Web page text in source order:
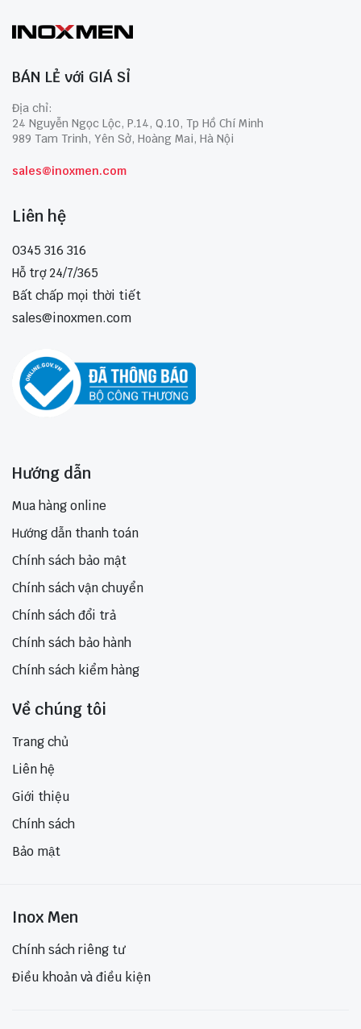
BÁN LẺ với GIÁ SỈ
Địa chỉ:
24 Nguyễn Ngọc Lộc, P.14, Q.10, Tp Hồ Chí Minh
989 Tam Trinh, Yên Sở, Hoàng Mai, Hà Nội
sales@inoxmen.com
Liên hệ
0345 316 316
Hỗ trợ 24/7/365
Bất chấp mọi thời tiết
sales@inoxmen.com
Hướng dẫn
Mua hàng online
Hướng dẫn thanh toán
Chính sách bảo mật
Chính sách vận chuyển
Chính sách đổi trả
Chính sách bảo hành
Chính sách kiểm hàng
Về chúng tôi
Trang chủ
Liên hệ
Giới thiệu
Chính sách
Bảo mật
Inox Men
Chính sách riêng tư
Điều khoản và điều kiện